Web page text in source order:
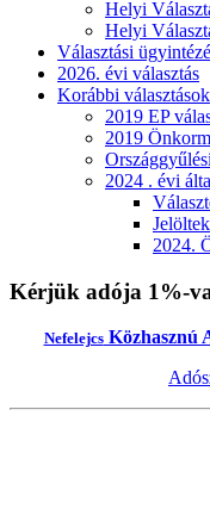
Helyi
Helyi
Választási
2026. évi választás
Korábbi választások
2019 EP
2019
2024 . évi
2024.
Kérjük adója 1%-
NefelejcsKözhasznú